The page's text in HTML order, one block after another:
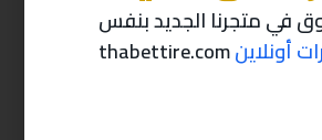
-10%
في متجرنا الجديد بنفس
أونلاينthabettire.com